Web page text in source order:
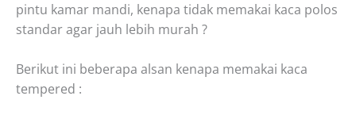
pintu kamar mandi, kenapa tidak memakai kaca polos
standar agar jauh lebih murah ?
Berikut ini beberapa alsan kenapa memakai kaca
tempered :